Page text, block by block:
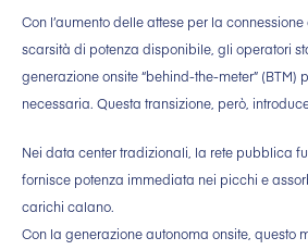
Con l’aumento delle attese per la
scarsità di potenza disponibile, gli operatori
generazione onsite “behind-the-meter” (BTM)
necessaria. Questa transizione, però,
Nei data center tradizionali, la rete pubblica
fornisce potenza immediata nei picchi e
carichi calano.
Con la generazione autonoma onsite, questo